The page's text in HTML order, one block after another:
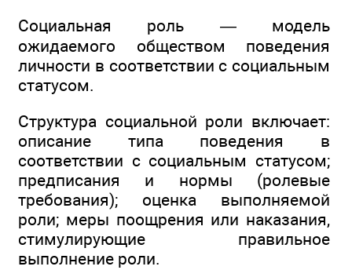
Социальная роль — модель
ожидаемого обществом поведения
личности в соответствии с социальным
статусом.
Структура социальной роли включает:
описание типа поведения в
соответствии с социальным статусом;
предписания и нормы (ролевые
требования); оценка выполняемой
роли; меры поощрения или наказания,
стимулирующие правильное
выполнение роли.